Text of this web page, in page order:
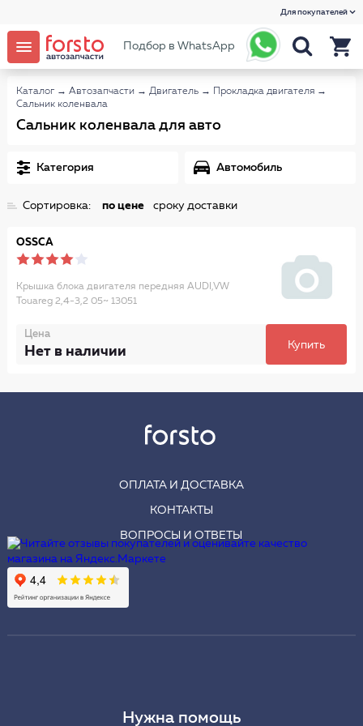
Для покупателей
Подбор в WhatsApp
Каталог → Автозапчасти → Двигатель → Прокладка двигателя →
Сальник коленвала
Сальник коленвала для авто
Категория Автомобиль
Сортировка: по цене сроку доставки
OSSCA
Крышка блока двигателя передняя AUDI,VW
Touareg 2,4-3,2 05~ 13051
Цена
Нет в наличии Купить
ОПЛАТА И ДОСТАВКА
КОНТАКТЫ
ВОПРОСЫ И ОТВЕТЫ
Нужна помощь